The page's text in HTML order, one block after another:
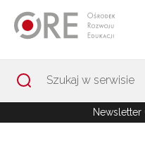
Newsletter